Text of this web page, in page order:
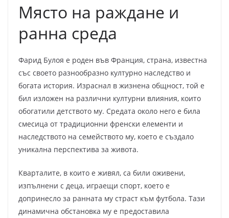
Място на раждане и
ранна среда
Фарид Булоя е роден във Франция, страна, известна
със своето разнообразно културно наследство и
богата история. Израснал в жизнена общност, той е
бил изложен на различни културни влияния, които
обогатили детството му. Средата около него е била
смесица от традиционни френски елементи и
наследството на семейството му, което е създало
уникална перспектива за живота.
Кварталите, в които е живял, са били оживени,
изпълнени с деца, играещи спорт, което е
допринесло за ранната му страст към футбола. Тази
динамична обстановка му е предоставила